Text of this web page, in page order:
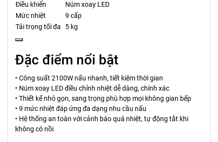
Điều khiển
Núm xoay LED
Mức nhiệt
9 cấp
Tải trọng tối đa
5 kg
Đặc điểm nổi bật
• Công suất 2100W nấu nhanh, tiết kiệm thời gian
• Núm xoay LED điều chỉnh nhiệt dễ dàng, chính xác
• Thiết kế nhỏ gọn, sang trọng phù hợp mọi không gian bếp
• 9 mức nhiệt đáp ứng đa dạng nhu cầu nấu
• Hệ thống an toàn với cảnh báo quá nhiệt, tự động tắt khi
không có nồi